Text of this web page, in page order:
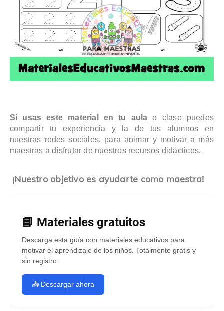
Si usas este material en tu aula o clase puedes
compartir tu experiencia y la de tus alumnos en
nuestras redes sociales, para animar y motivar a más
maestras a disfrutar de nuestros recursos didácticos.
¡Nuestro objetivo es ayudarte como maestra!
📘 Materiales gratuitos
Descarga esta guía con materiales educativos para
motivar el aprendizaje de los niños. Totalmente gratis y
sin registro.
📥 Descargar ahora